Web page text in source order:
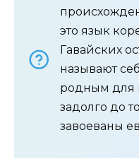
это язык
Гавайских
называют
родным для
задолго до
завоеваны